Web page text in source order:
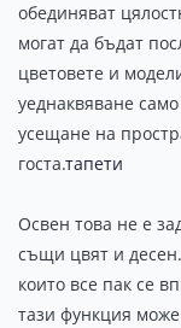
обединяват
могат да бъдат
цветовете и
уеднаквяване
усещане на
госта.тапети
Освен това не е
същи цвят и
които все пак се
тази функция